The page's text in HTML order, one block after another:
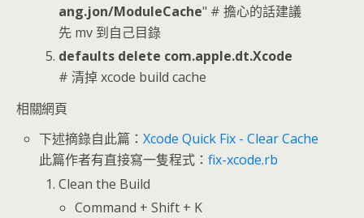
ang.jon/ModuleCache" # 擔心的話建議
先 mv 到自己目錄
defaults delete com.apple.dt.Xcode
# 清掉 xcode build cache
相關網頁
下述摘錄自此篇：Xcode Quick Fix - Clear Cache
此篇作者有直接寫一隻程式：fix-xcode.rb
Clean the Build
Command + Shift + K